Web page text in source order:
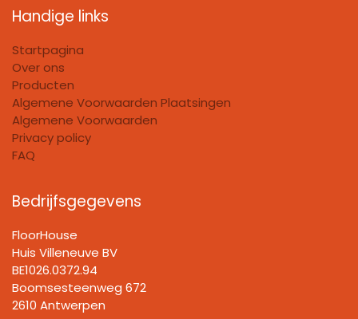
Handige links
Startpagina
Over ons
Producten
Algemene Voorwaarden Plaatsingen
Algemene Voorwaarden
Privacy policy
FAQ
Bedrijfsgegevens
FloorHouse
Huis Villeneuve BV​
BE1026.0372.94
Boomsesteenweg 672
2610 Antwerpen